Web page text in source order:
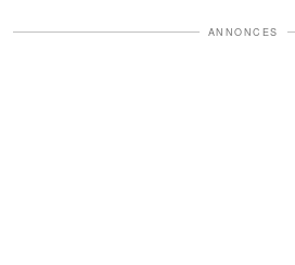
ANNONCES